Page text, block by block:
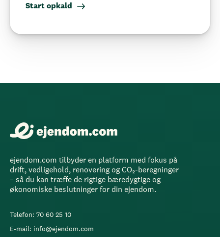
Start opkald
ejendom.com tilbyder en platform med fokus på
drift, vedligehold, renovering og CO₂-beregninger
– så du kan træffe de rigtige bæredygtige og
økonomiske beslutninger for din ejendom.
Telefon: 70 60 25 10
E-mail: info@ejendom.com